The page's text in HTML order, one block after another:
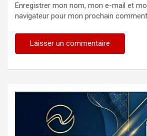
Enregistrer mon nom, mon e-mail et
navigateur pour mon prochain